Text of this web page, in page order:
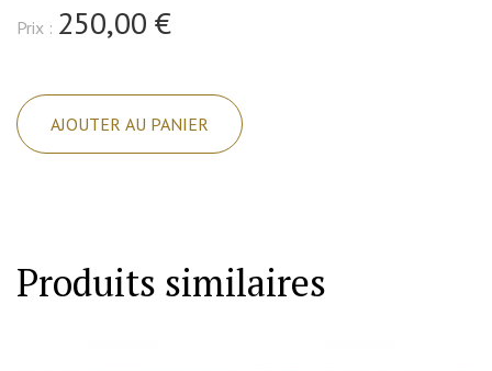
Prix : 250,00 €
de
Ouvre-
argent
AJOUTER AU PANIER
Produits similaires